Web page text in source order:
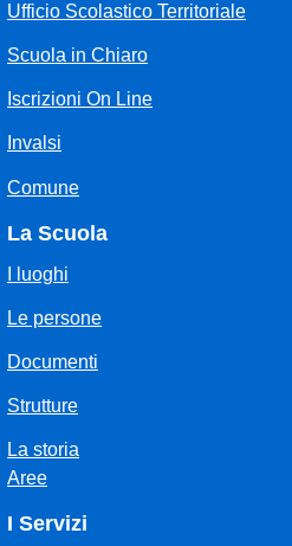
Ufficio Scolastico Territoriale
Scuola in Chiaro
Iscrizioni On Line
Invalsi
Comune
La Scuola
I luoghi
Le persone
Documenti
Strutture
La storia
Aree
I Servizi